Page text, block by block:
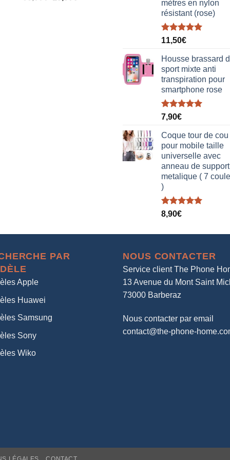
mètres en nylon
résistant (rose)
Note5.00
11,50€
Housse brassard
sport mixte anti
transpiration pour
smartphone rose
Note5.00
7,90€
Coque tour de cou
pour mobile taille
universelle avec
anneau de support
metalique ( 7
)
Note5.00
8,90€
PAR
Apple
Huawei
Samsung
Sony
Wiko
NOUS CONTACTER
Service client The Phone
13 Avenue du Mont Saint
73000 Barberaz
Nous contacter par email
contact@the-phone-